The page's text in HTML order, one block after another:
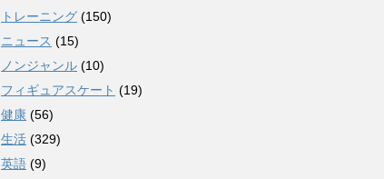
トレーニング (150)
ニュース (15)
ノンジャンル (10)
フィギュアスケート (19)
健康 (56)
生活 (329)
英語 (9)